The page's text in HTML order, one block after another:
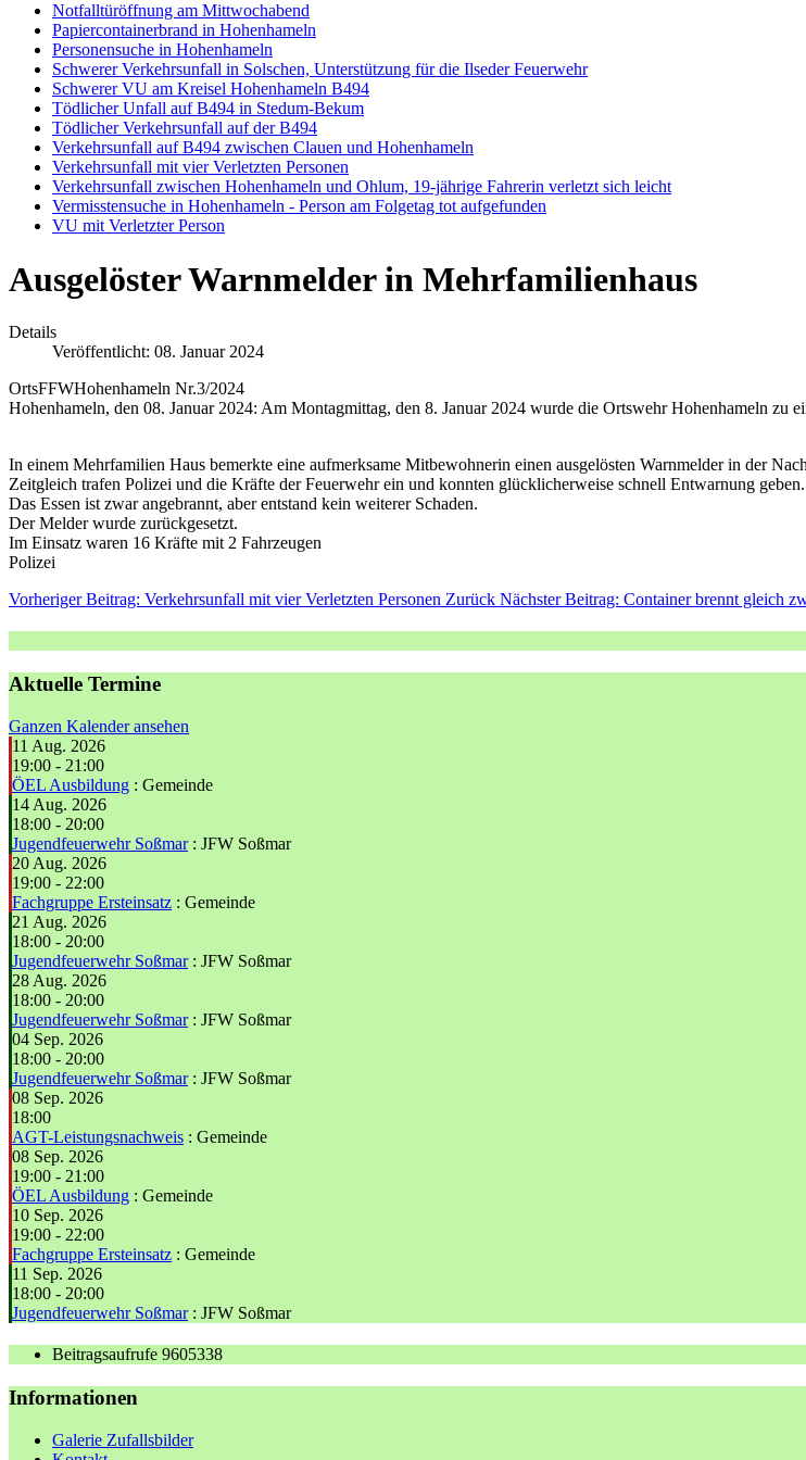
Notfalltüröffnung am Mittwochabend
Papiercontainerbrand in Hohenhameln
Personensuche in Hohenhameln
Schwerer Verkehrsunfall in Solschen, Unterstützung für die Ilseder Feuerwehr
Schwerer VU am Kreisel Hohenhameln B494
Tödlicher Unfall auf B494 in Stedum-Bekum
Tödlicher Verkehrsunfall auf der B494
Verkehrsunfall auf B494 zwischen Clauen und Hohenhameln
Verkehrsunfall mit vier Verletzten Personen
Verkehrsunfall zwischen Hohenhameln und Ohlum, 19-jährige Fahrerin verletzt sich leicht
Vermisstensuche in Hohenhameln - Person am Folgetag tot aufgefunden
VU mit Verletzter Person
Ausgelöster Warnmelder in Mehrfamilienhaus
Details
Veröffentlicht: 08. Januar 2024
OrtsFFWHohenhameln Nr.3/2024
Hohenhameln, den 08. Januar 2024: Am Montagmittag, den 8. Januar 2024 wurde die Ortswehr Hohenhameln zu
In einem Mehrfamilien Haus bemerkte eine aufmerksame Mitbewohnerin einen ausgelösten Warnmelder in der
Zeitgleich trafen Polizei und die Kräfte der Feuerwehr ein und konnten glücklicherweise schnell Entwarnung geben.
Das Essen ist zwar angebrannt, aber entstand kein weiterer Schaden.
Der Melder wurde zurückgesetzt.
Im Einsatz waren 16 Kräfte mit 2 Fahrzeugen
Polizei
Vorheriger Beitrag: Verkehrsunfall mit vier Verletzten Personen Zurück Nächster Beitrag: Container brennt gleich
Aktuelle Termine
Ganzen Kalender ansehen
11 Aug. 2026
19:00 - 21:00
ÖEL Ausbildung : Gemeinde
14 Aug. 2026
18:00 - 20:00
Jugendfeuerwehr Soßmar: JFW Soßmar
20 Aug. 2026
19:00 - 22:00
Fachgruppe Ersteinsatz : Gemeinde
21 Aug. 2026
18:00 - 20:00
Jugendfeuerwehr Soßmar: JFW Soßmar
28 Aug. 2026
18:00 - 20:00
Jugendfeuerwehr Soßmar: JFW Soßmar
04 Sep. 2026
18:00 - 20:00
Jugendfeuerwehr Soßmar: JFW Soßmar
08 Sep. 2026
18:00
AGT-Leistungsnachweis : Gemeinde
08 Sep. 2026
19:00 - 21:00
ÖEL Ausbildung : Gemeinde
10 Sep. 2026
19:00 - 22:00
Fachgruppe Ersteinsatz : Gemeinde
11 Sep. 2026
18:00 - 20:00
Jugendfeuerwehr Soßmar: JFW Soßmar
Beitragsaufrufe 9605338
Informationen
Galerie Zufallsbilder